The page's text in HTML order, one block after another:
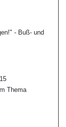
- Buß- und
Thema